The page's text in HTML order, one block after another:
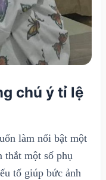
chú ý tỉ lệ
làm nổi bật một
thắt một số phụ
tố giúp bức ảnh